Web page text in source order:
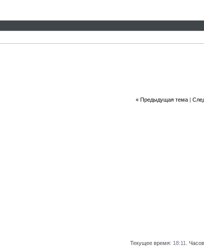
« Предыдущая тема|
Текущее время: 18:11 .